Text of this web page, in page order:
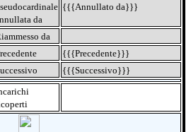
da
{{{Annullato da}}}
da
{{{Precedente}}}
{{{Successivo}}}